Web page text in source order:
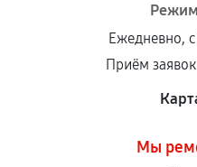
Ежедневно,
Приём
Мы